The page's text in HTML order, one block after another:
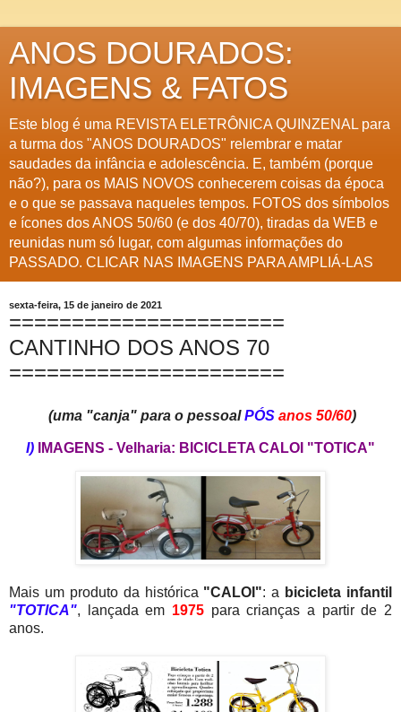
ANOS DOURADOS:
IMAGENS & FATOS
Este blog é uma REVISTA ELETRÔNICA QUINZENAL para
a turma dos "ANOS DOURADOS" relembrar e matar
saudades da infância e adolescência. E, também (porque
não?), para os MAIS NOVOS conhecerem coisas da época
e o que se passava naqueles tempos. FOTOS dos símbolos
e ícones dos ANOS 50/60 (e dos 40/70), tiradas da WEB e
reunidas num só lugar, com algumas informações do
PASSADO. CLICAR NAS IMAGENS PARA AMPLIÁ-LAS
sexta-feira, 15 de janeiro de 2021
======================
CANTINHO DOS ANOS 70
======================
(uma "canja" para o pessoalPÓS anos 50/60)
I) IMAGENS - Velharia: BICICLETA CALOI "TOTICA"
Mais um produto da histórica "CALOI": a bicicleta infantil
"TOTICA", lançada em 1975 para crianças a partir de 2
anos.